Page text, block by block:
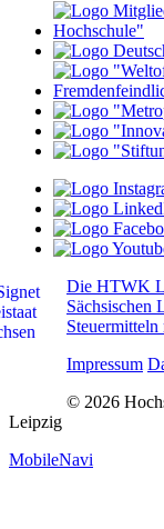
Die HTWK
Sächsischen
Impressum
© 2026
Leipzig
MobileNavi